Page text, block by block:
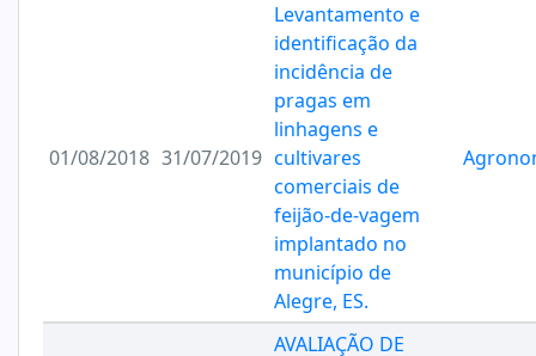
01/08/2018 31/07/2019
Levantamento e
identificação da
incidência de
pragas em
linhagens e
cultivares
comerciais de
feijão-de-vagem
implantado no
município de
Alegre, ES.
AVALIAÇÃO DE